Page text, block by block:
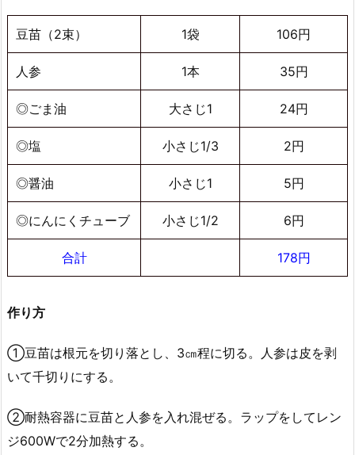
豆苗（2束） 1袋 106円
人参 1本 35円
◎ごま油 大さじ1 24円
◎塩 小さじ1/3 2円
◎醤油 小さじ1 5円
◎にんにくチューブ 小さじ1/2 6円
合計 178円
作り方
①豆苗は根元を切り落とし、3㎝程に切る。人参は皮を剥
いて千切りにする。
②耐熱容器に豆苗と人参を入れ混ぜる。ラップをしてレン
ジ600Wで2分加熱する。